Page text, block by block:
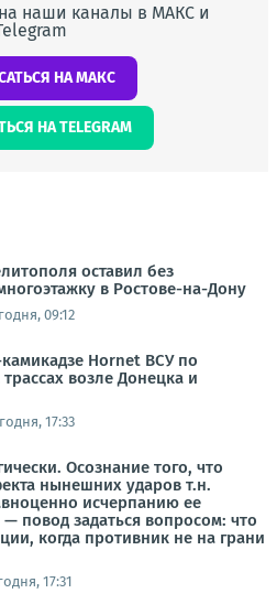
наши каналы в МАКС и
НА МАКС
НА TELEGRAM
оставил без
в Ростове-на-Дону
09:12
Hornet ВСУ по
возле Донецка и
17:33
Осознание того, что
нынешних ударов т.н.
исчерпанию ее
повод задаться вопросом: что
когда противник не на грани
17:31